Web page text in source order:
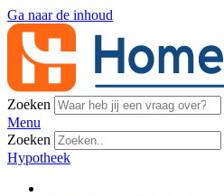
Ga naar de inhoud
Zoeken
Menu
Zoeken
Hypotheek